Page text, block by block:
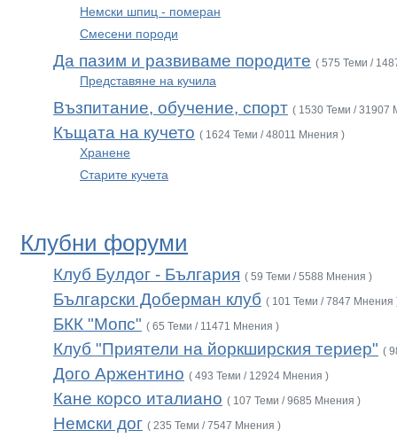
Немски шпиц - померан
Смесени породи
Да пазим и развиваме породите ( 575 Теми /
Представяне на кучила
Възпитание, обучение, спорт ( 1530 Теми / 31907
Къщата на кучето ( 1624 Теми / 48011 Мнения )
Хранене
Старите кучета
Клубни форуми
Клуб Булдог - България ( 59 Теми / 5588 Мнения )
Български Доберман клуб ( 101 Теми / 7847 Мнения
БКК "Мопс" ( 65 Теми / 11471 Мнения )
Клуб "Приятели на йоркширския териер" (
Дого Аржентино ( 493 Теми / 12924 Мнения )
Кане корсо италиано ( 107 Теми / 9685 Мнения )
Немски дог ( 235 Теми / 7547 Мнения )